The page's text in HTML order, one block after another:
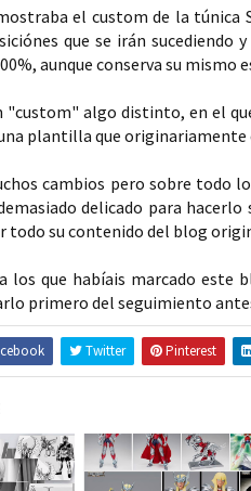
el custom de la túnica
que se irán
aunque conserva su mismo
"custom" algo distinto, en el
plantilla que originariamente
cambios pero sobre todo
delicado para
todo su contenido del blog
los que habíais marcado este
primero del seguimiento
Twitter Pinterest